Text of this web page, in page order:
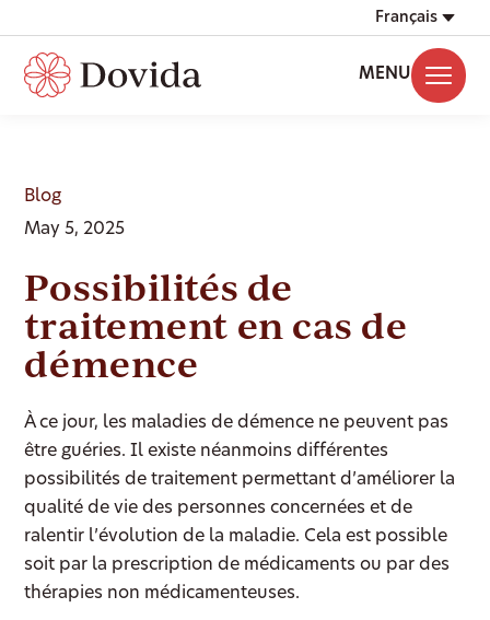
Français
MENU
Blog
May 5, 2025
Possibilités de
traitement en cas de
démence
À ce jour, les maladies de démence ne peuvent pas
être guéries. Il existe néanmoins différentes
possibilités de traitement permettant d’améliorer la
qualité de vie des personnes concernées et de
ralentir l’évolution de la maladie. Cela est possible
soit par la prescription de médicaments ou par des
thérapies non médicamenteuses.